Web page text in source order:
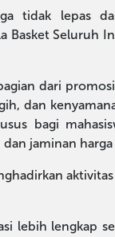
tidak lepas
Basket Seluruh
dari
dan
bagi
jaminan
lebih lengkap